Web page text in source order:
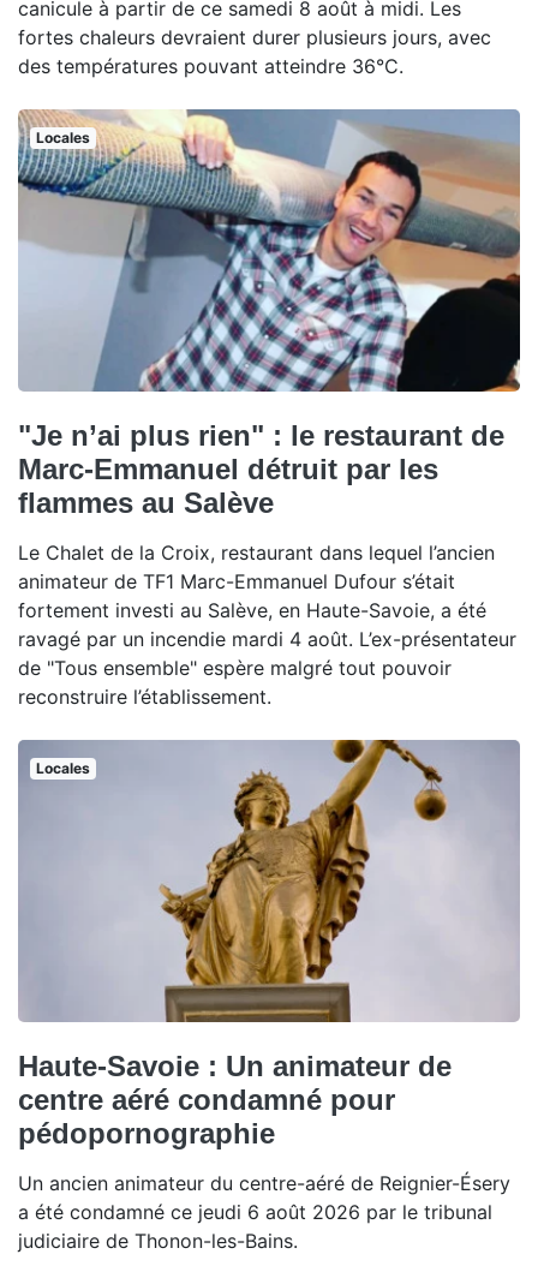
canicule à partir de ce samedi 8 août à midi. Les
fortes chaleurs devraient durer plusieurs jours, avec
des températures pouvant atteindre 36°C.
Locales
"Je n’ai plus rien" : le restaurant de
Marc-Emmanuel détruit par les
flammes au Salève
Le Chalet de la Croix, restaurant dans lequel l’ancien
animateur de TF1 Marc-Emmanuel Dufour s’était
fortement investi au Salève, en Haute-Savoie, a été
ravagé par un incendie mardi 4 août. L’ex-présentateur
de "Tous ensemble" espère malgré tout pouvoir
reconstruire l’établissement.
Locales
Haute-Savoie : Un animateur de
centre aéré condamné pour
pédopornographie
Un ancien animateur du centre-aéré de Reignier-Ésery
a été condamné ce jeudi 6 août 2026 par le tribunal
judiciaire de Thonon-les-Bains.